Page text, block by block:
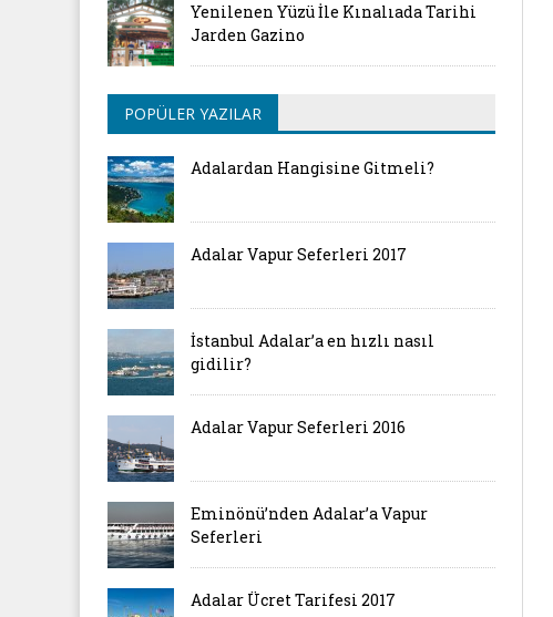
Yenilenen Yüzü İle Kınalıada Tarihi
Jarden Gazino
POPÜLER YAZILAR
Adalardan Hangisine Gitmeli?
Adalar Vapur Seferleri 2017
İstanbul Adalar’a en hızlı nasıl
gidilir?
Adalar Vapur Seferleri 2016
Eminönü’nden Adalar’a Vapur
Seferleri
Adalar Ücret Tarifesi 2017